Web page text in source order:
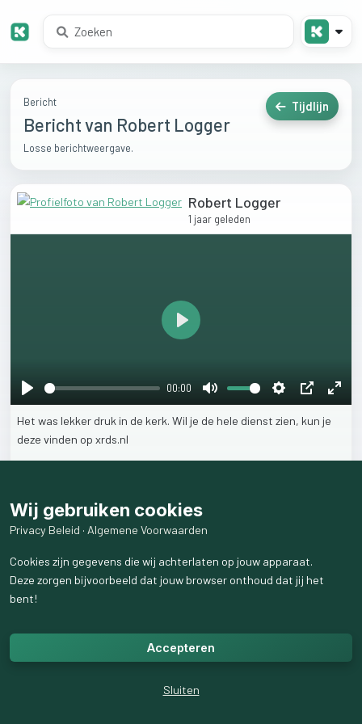
Bericht
Bericht van Robert Logger
Losse berichtweergave.
Tijdlijn
Robert Logger
1 jaar geleden
Play
00:00
Mute Settings
PIP
Enter
Play
Het was lekker druk in de kerk. Wil je de hele dienst zien, kun je
deze vinden op xrds.nl
Wij gebruiken cookies
Privacy Beleid · Algemene Voorwaarden
Cookies zijn gegevens die wij achterlaten op jouw apparaat.
Deze zorgen bijvoorbeeld dat jouw browser onthoud dat jij het
bent!
Accepteren
Sluiten